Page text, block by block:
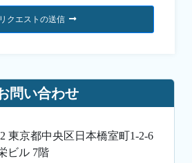
リクエストの送信
問い合わせ
東京都中央区日本橋室町1-2-6
ビル 7階